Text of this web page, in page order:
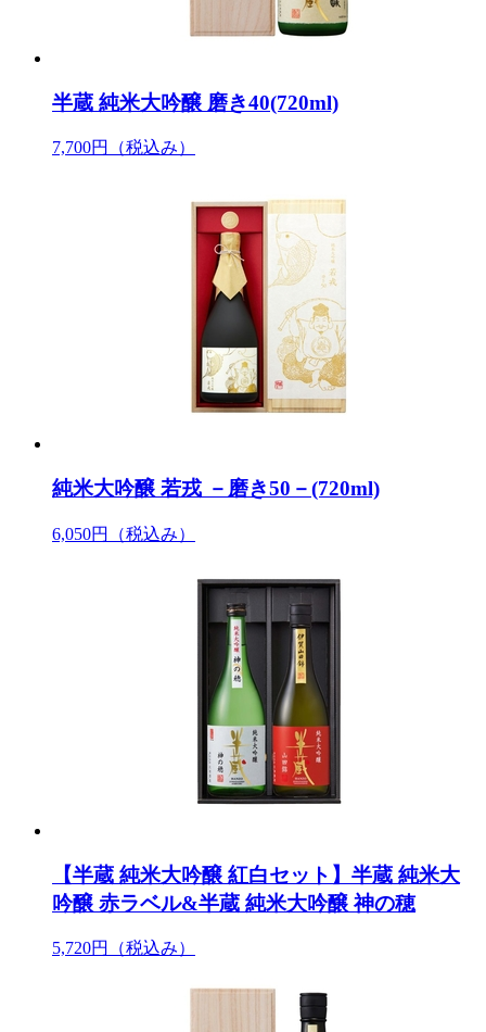
半蔵 純米大吟醸 磨き40(720ml)
7,700円 （税込み）
純米大吟醸 若戎 －磨き50－(720ml)
6,050円 （税込み）
【半蔵 純米大吟醸 紅白セット】半蔵 純米大
吟醸 赤ラベル&半蔵 純米大吟醸 神の穂
5,720円 （税込み）